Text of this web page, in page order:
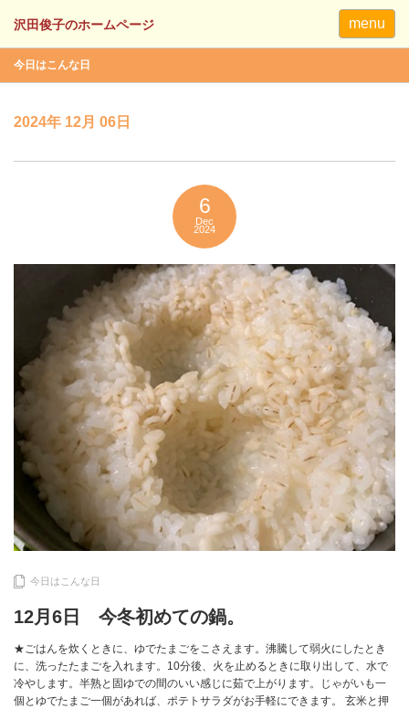
menu
今日はこんな日
2024年 12月 06日
6
Dec
2024
今日はこんな日
12月6日 今冬初めての鍋。
★ごはんを炊くときに、ゆでたまごをこさえます。沸騰して弱火にしたとき
に、洗ったたまごを入れます。10分後、火を止めるときに取り出して、水で
冷やします。半熟と固ゆでの間のいい感じに茹で上がります。じゃがいも一
個とゆでたまご一個があれば、ポテトサラダがお手軽にできます。 玄米と押